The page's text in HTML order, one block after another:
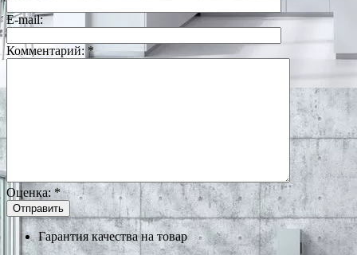
E-mail:
Комментарий: *
Оценка: *
Гарантия качества на товар